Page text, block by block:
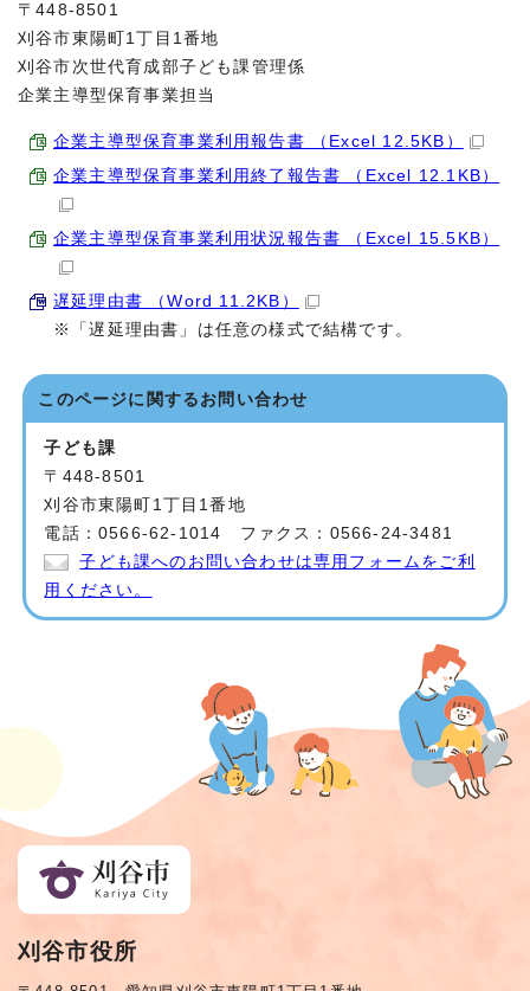
〒448-8501
刈谷市東陽町1丁目1番地
刈谷市次世代育成部子ども課管理係
企業主導型保育事業担当
企業主導型保育事業利用報告書 （Excel 12.5KB）
企業主導型保育事業利用終了報告書 （Excel 12.1KB）
企業主導型保育事業利用状況報告書 （Excel 15.5KB）
遅延理由書 （Word 11.2KB）
※「遅延理由書」は任意の様式で結構です。
このページに関する お問い合わせ
子ども課
〒448-8501
刈谷市東陽町1丁目1番地
電話：0566-62-1014 ファクス：0566-24-3481
子ども課へのお問い合わせは専用フォームをご利
用ください。
刈谷市役所